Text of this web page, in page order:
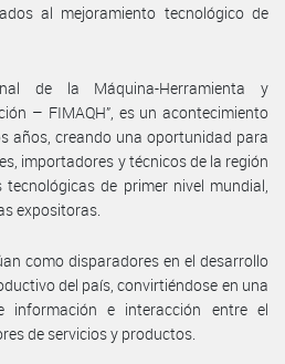
al mejoramiento tecnológico de
de la Máquina-Herramienta y
– FIMAQH”, es un acontecimiento
años, creando una oportunidad para
importadores y técnicos de la región
de primer nivel mundial,
expositoras.
como disparadores en el desarrollo
del país, convirtiéndose en una
información e interacción entre el
de servicios y productos.